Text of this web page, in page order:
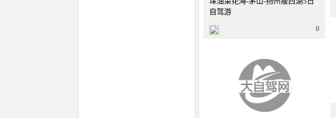
自驾游
0